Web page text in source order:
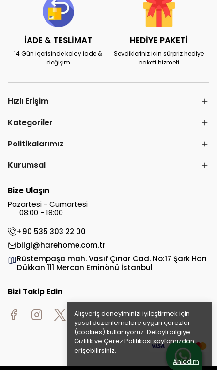
Alışveriş deneyiminizi iyileştirmek için
yasal düzenlemelere uygun çerezler
(cookies) kullanıyoruz. Detaylı bilgiye
Gizlilik ve Çerez Politikası sayfamızdan
erişebilirsiniz.
Anladım
İADE & TESLİMAT
14 Gün içerisinde kolay iade &
değişim
HEDİYE PAKETİ
Sevdikleriniz için sürpriz hediye
paketi hizmeti
Hızlı Erişim
Kategoriler
Politikalarımız
Kurumsal
Bize Ulaşın
Pazartesi - Cumartesi
08:00 - 18:00
+90 535 303 22 00
bilgi@harehome.com.tr
Rüstempaşa mah. Vasıf Çınar Cad. No:17 Şark Han
Dükkan 111 Mercan Eminönü İstanbul
Bizi Takip Edin